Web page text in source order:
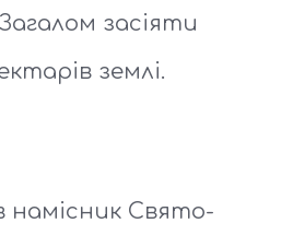
засіяти
землі.
намісник Свято-